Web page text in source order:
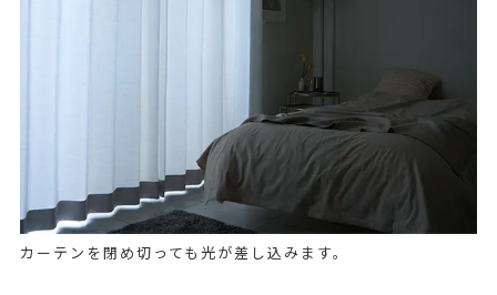
カーテンを閉め切っても光が差し込みます。